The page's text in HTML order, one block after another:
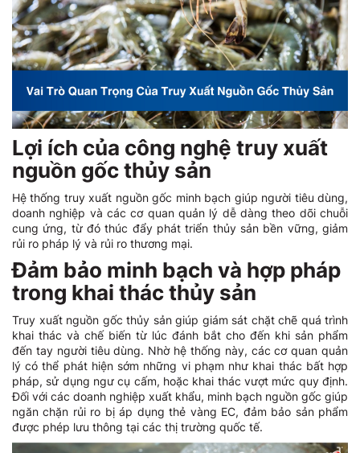
Lợi ích của công nghệ truy xuất
nguồn gốc thủy sản
Hệ thống truy xuất nguồn gốc minh bạch giúp người tiêu dùng,
doanh nghiệp và các cơ quan quản lý dễ dàng theo dõi chuỗi
cung ứng, từ đó thúc đẩy phát triển thủy sản bền vững, giảm
rủi ro pháp lý và rủi ro thương mại.
Đảm bảo minh bạch và hợp pháp
trong khai thác thủy sản
Truy xuất nguồn gốc thủy sản giúp giám sát chặt chẽ quá trình
khai thác và chế biến từ lúc đánh bắt cho đến khi sản phẩm
đến tay người tiêu dùng. Nhờ hệ thống này, các cơ quan quản
lý có thể phát hiện sớm những vi phạm như khai thác bất hợp
pháp, sử dụng ngư cụ cấm, hoặc khai thác vượt mức quy định.
Đối với các doanh nghiệp xuất khẩu, minh bạch nguồn gốc giúp
ngăn chặn rủi ro bị áp dụng thẻ vàng EC, đảm bảo sản phẩm
được phép lưu thông tại các thị trường quốc tế.